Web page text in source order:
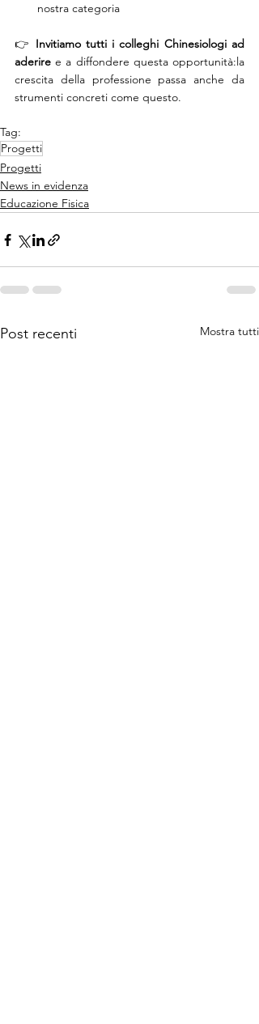
nostra categoria
👉 Invitiamo tutti i colleghi Chinesiologi ad
aderire e a diffondere questa opportunità:la
crescita della professione passa anche da
strumenti concreti come questo.
Tag:
Progetti
Progetti
News in evidenza
Educazione Fisica
Post recenti Mostra tutti